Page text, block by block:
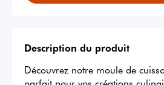
Description du produit
Découvrez notre moule de